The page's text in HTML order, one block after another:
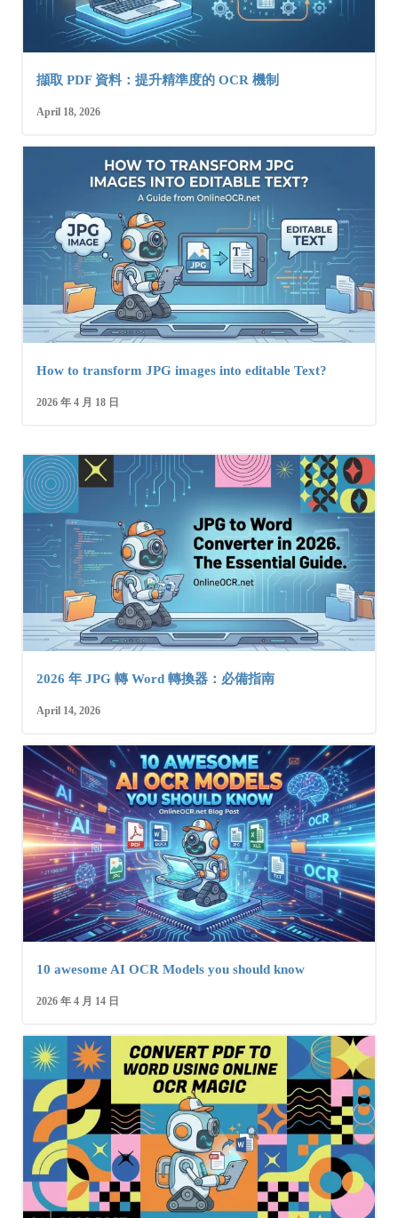
擷取 PDF 資料：提升精準度的 OCR 機制
April 18, 2026
How to transform JPG images into editable Text?
2026 年 4 月 18 日
2026 年 JPG 轉 Word 轉換器：必備指南
April 14, 2026
10 awesome AI OCR Models you should know
2026 年 4 月 14 日